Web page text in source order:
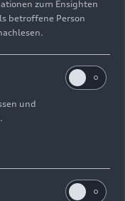
Hinweisgebersystem
zum Ensighten
betroffene Person
und